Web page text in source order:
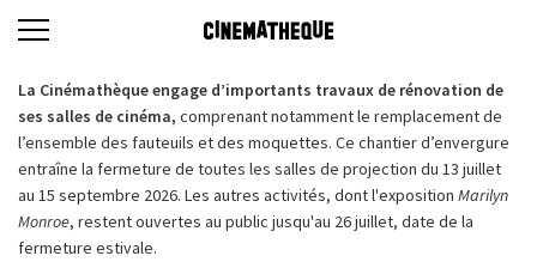
La Cinémathèque engage d’importants travaux de rénovation de
ses salles de cinéma, comprenant notamment le remplacement de
l’ensemble des fauteuils et des moquettes. Ce chantier d’envergure
entraîne la fermeture de toutes les salles de projection du 13 juillet
au 15 septembre 2026. Les autres activités, dont l'exposition Marilyn
Monroe, restent ouvertes au public jusqu'au 26 juillet, date de la
fermeture estivale.